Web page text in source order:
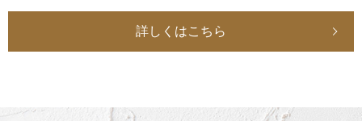
詳しくはこちら